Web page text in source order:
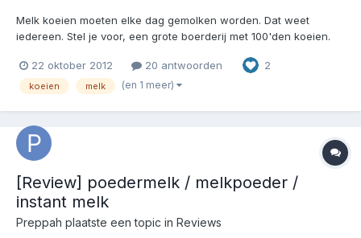
Melk koeien moeten elke dag gemolken worden. Dat weet
iedereen. Stel je voor, een grote boerderij met 100'den koeien.
gemolken te worden. Loopt naar de melk aftap machine, stopt
zijn uiers in de USB drive en upload zijn melk naar de machine...
22 oktober 2012 20 antwoorden 2
koeien melk (en 1 meer)
[Review] poedermelk / melkpoeder /
instant melk
Preppah plaatste een topic in Reviews